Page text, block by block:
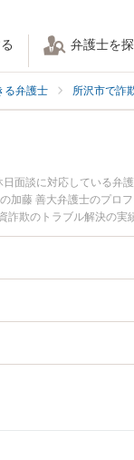
弁護士を
る弁護士 所沢市で詐
談に対応している弁
加藤 善大弁護士のプロ
欺のトラブル解決の
すめです。